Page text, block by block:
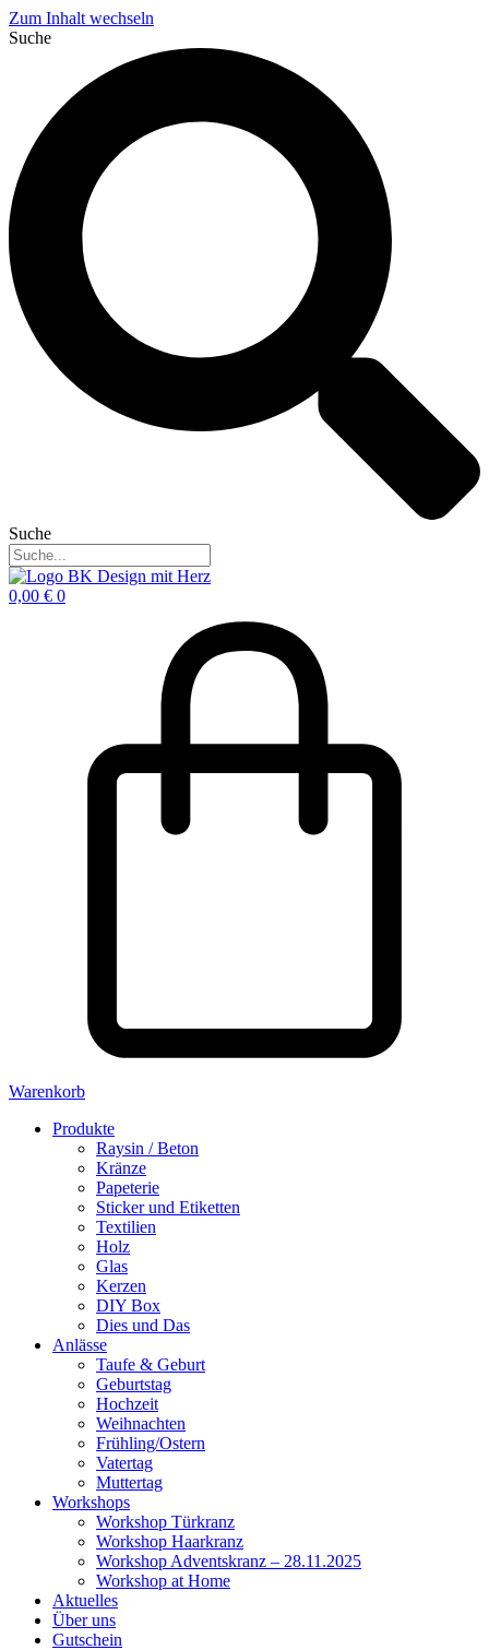
Zum Inhalt wechseln
Suche
Suche
0,00 € 0
Warenkorb
Produkte
Raysin / Beton
Kränze
Papeterie
Sticker und Etiketten
Textilien
Holz
Glas
Kerzen
DIY Box
Dies und Das
Anlässe
Taufe & Geburt
Geburtstag
Hochzeit
Weihnachten
Frühling/Ostern
Vatertag
Muttertag
Workshops
Workshop Türkranz
Workshop Haarkranz
Workshop Adventskranz – 28.11.2025
Workshop at Home
Aktuelles
Über uns
Gutschein